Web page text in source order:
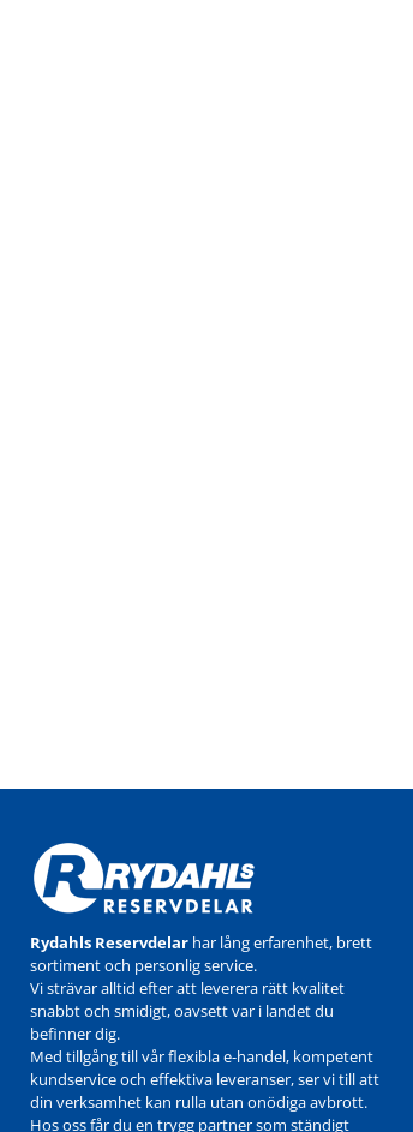
Rydahls Reservdelar har lång erfarenhet, brett
sortiment och personlig service.
Vi strävar alltid efter att leverera rätt kvalitet
snabbt och smidigt, oavsett var i landet du
befinner dig.
Med tillgång till vår flexibla e-handel, kompetent
kundservice och effektiva leveranser, ser vi till att
din verksamhet kan rulla utan onödiga avbrott.
Hos oss får du en trygg partner som ständigt